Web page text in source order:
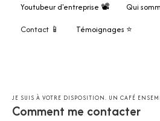
Youtubeur d'entreprise 📽️
Qui
Contact 📱
Témoignages ⭐
JE SUIS À VOTRE DISPOSITION. UN CAFÉ
Comment me contacter